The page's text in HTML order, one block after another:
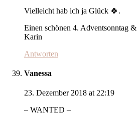
Vielleicht hab ich ja Glück 🍀.
Einen schönen 4. Adventsonntag
Karin
Antworten
Vanessa
23. Dezember 2018 at 22:19
– WANTED –